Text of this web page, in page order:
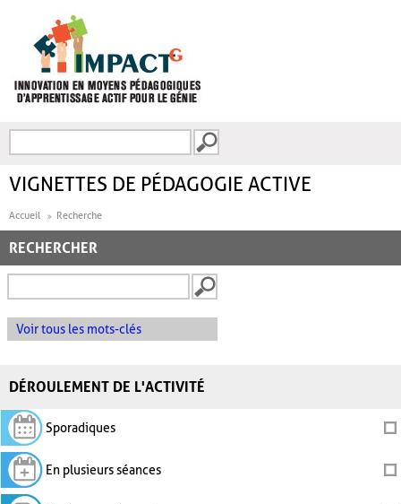
FORMULAIRE DE
VIGNETTES DE PÉDAGOGIE ACTIVE
Accueil Recherche
RECHERCHER
Voir tous les mots-clés
DÉROULEMENT DE L'ACTIVITÉ
Sporadiques
En plusieurs séances